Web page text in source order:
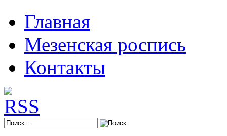
Главная
Мезенская роспись
Контакты